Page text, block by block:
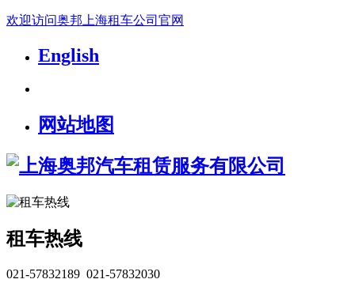
欢迎访问奥邦上海租车公司官网
English
网站地图
租车热线
021-57832189 021-57832030